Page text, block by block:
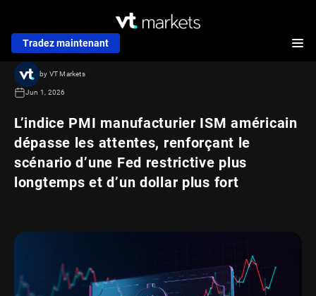
Tradez maintenant
L’indice PMI manufacturier ISM américain
dépasse les attentes, renforçant le
scénario d’une Fed restrictive plus
longtemps et d’un dollar plus fort
by VT Markets
Jun 1, 2026